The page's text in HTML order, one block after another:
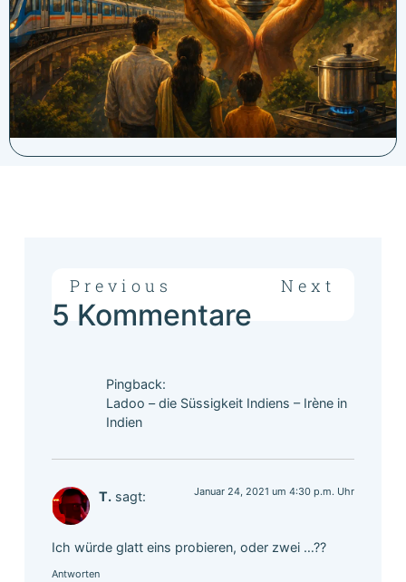
Previous Next
5 Kommentare
Pingback:
Ladoo – die Süssigkeit Indiens – Irène in
Indien
T. sagt: Januar 24, 2021 um 4:30 p.m. Uhr
Ich würde glatt eins probieren, oder zwei …??
Antworten